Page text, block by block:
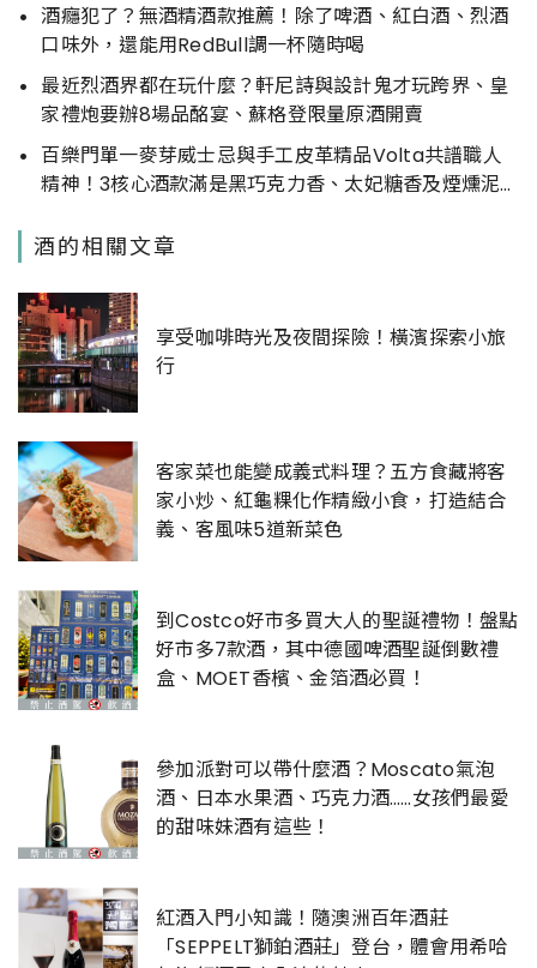
酒癮犯了？無酒精酒款推薦！除了啤酒、紅白酒、烈酒
口味外，還能用RedBull調一杯隨時喝
最近烈酒界都在玩什麼？軒尼詩與設計鬼才玩跨界、皇
家禮炮要辦8場品酩宴、蘇格登限量原酒開賣
百樂門單一麥芽威士忌與手工皮革精品Volta共譜職人
精神！3核心酒款滿是黑巧克力香、太妃糖香及煙燻泥
酒的相關文章
享受咖啡時光及夜間探險！橫濱探索小旅
行
客家菜也能變成義式料理？五方食藏將客
家小炒、紅龜粿化作精緻小食，打造結合
義、客風味5道新菜色
到Costco好市多買大人的聖誕禮物！盤點
好市多7款酒，其中德國啤酒聖誕倒數禮
盒、MOET香檳、金箔酒必買！
參加派對可以帶什麼酒？Moscato氣泡
酒、日本水果酒、巧克力酒……女孩們最愛
的甜味妹酒有這些！
紅酒入門小知識！隨澳洲百年酒莊
「SEPPELT獅鉑酒莊」登台，體會用希哈